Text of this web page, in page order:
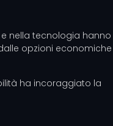
nella tecnologia
opzioni
ha incoraggiato la